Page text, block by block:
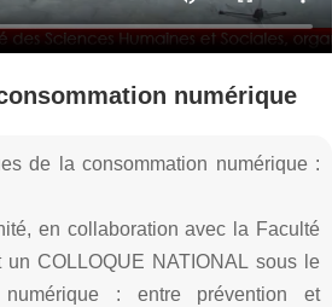
numérique
de la consommation numérique :
en collaboration avec la Faculté
COLLOQUE NATIONAL sous le
: entre prévention et